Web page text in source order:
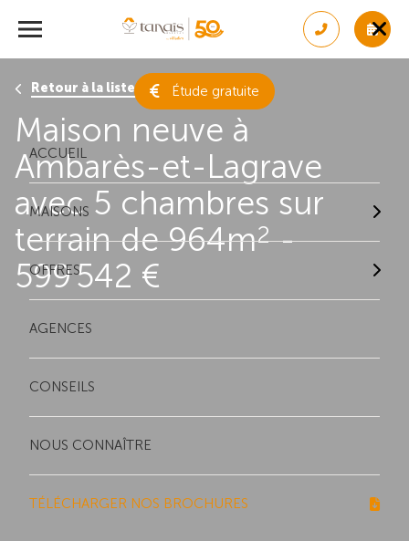
Étude gratuite
ACCUEIL
MAISONS
OFFRES
AGENCES
CONSEILS
NOUS CONNAÎTRE
TÉLÉCHARGER NOS BROCHURES
Retour à la liste des résultats
Maison neuve à
Ambarès-et-Lagrave
avec 5 chambres sur
terrain de 964m2-
599 542 €